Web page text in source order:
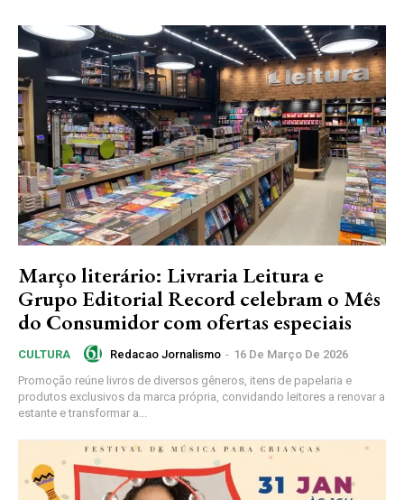
Março literário: Livraria Leitura e
Grupo Editorial Record celebram o Mês
do Consumidor com ofertas especiais
CULTURA Redacao Jornalismo - 16 De Março De 2026
Promoção reúne livros de diversos gêneros, itens de papelaria e
produtos exclusivos da marca própria, convidando leitores a renovar a
estante e transformar a...